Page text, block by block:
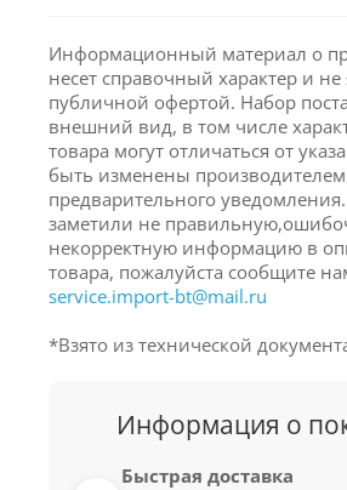
Информационный материал о
несет справочный характер и не
публичной офертой. Набор
внешний вид, в том числе
товара могут отличаться от
быть изменены производителем
предварительного
заметили не
некорректную информацию в
товара, пожалуйста сообщите
service.import-bt@mail.ru
*Взято из технической
Информация о
Быстрая доставка